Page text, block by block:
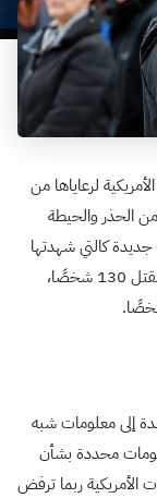
لرعاياها من
الحذر والحيطة
جديدة كالتي شهدتها
باريس خلال نوفمبر من العام الماضي، وأسفرت عن مقتل 130 شخصًا،
إلى معلومات شبه
محددة بشأن
الأمريكية ربما ترفض